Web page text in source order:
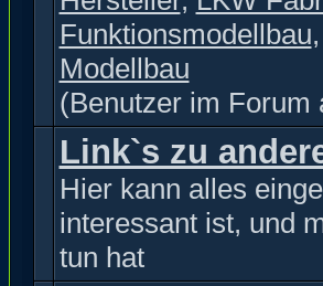
Funktionsmodellbau,
Modellbau
(Benutzer im Forum
Link`s zu
Hier kann alles
interessant ist, und
tun hat